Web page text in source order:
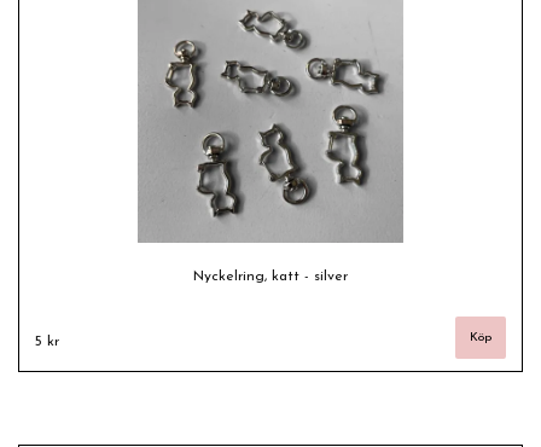
Nyckelring, katt - silver
5 kr